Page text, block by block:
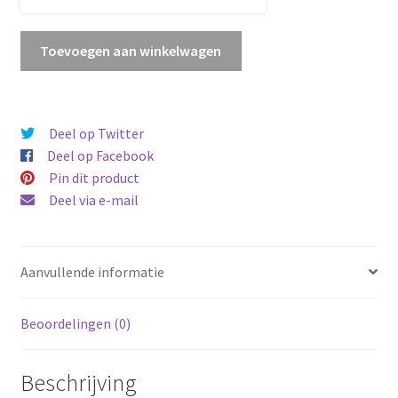
Toevoegen aan winkelwagen
Deel op Twitter
Deel op Facebook
Pin dit product
Deel via e-mail
Aanvullende informatie
Beoordelingen (0)
Beschrijving